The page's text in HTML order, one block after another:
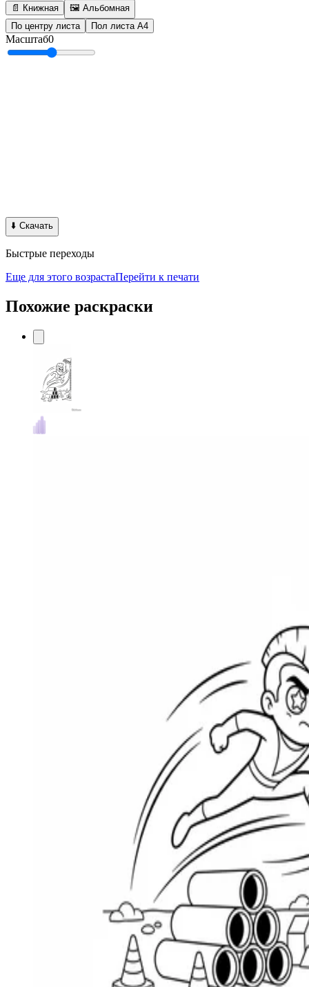
📄 Книжная
🖼️ Альбомная
По центру листа
Пол листа А4
Масштаб0
⬇️ Скачать
Быстрые переходы
Еще для этого возрастаПерейти к печати
Похожие раскраски